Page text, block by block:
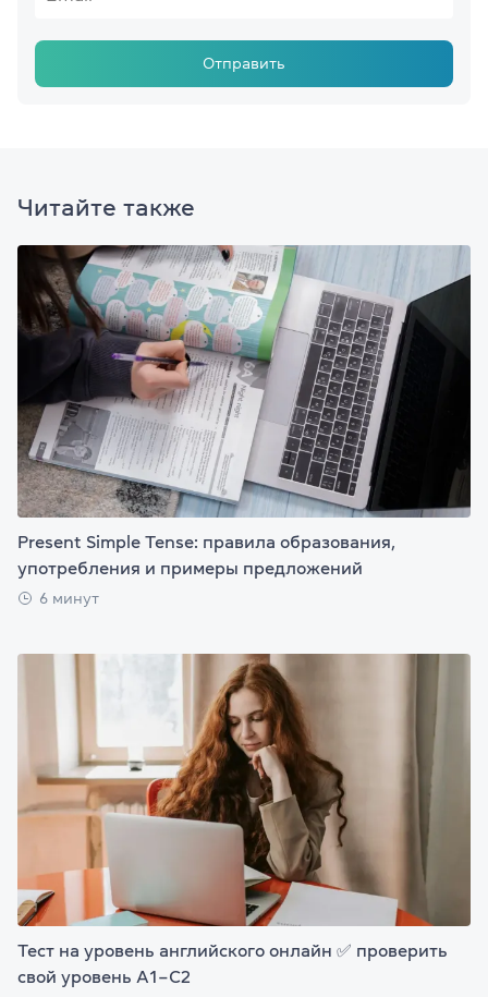
Отправить
Читайте также
Present Simple Tense: правила образования,
употребления и примеры предложений
6 минут
Тест на уровень английского онлайн ✅ проверить
свой уровень А1–С2